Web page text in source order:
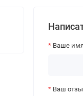
Ваше
Ваш